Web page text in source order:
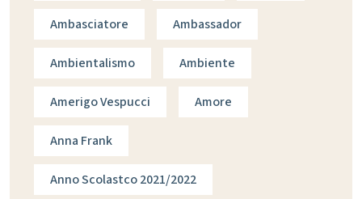
Ambasciatore Ambassador
Ambientalismo Ambiente
Amerigo Vespucci Amore
Anna Frank
Anno Scolastco 2021/2022